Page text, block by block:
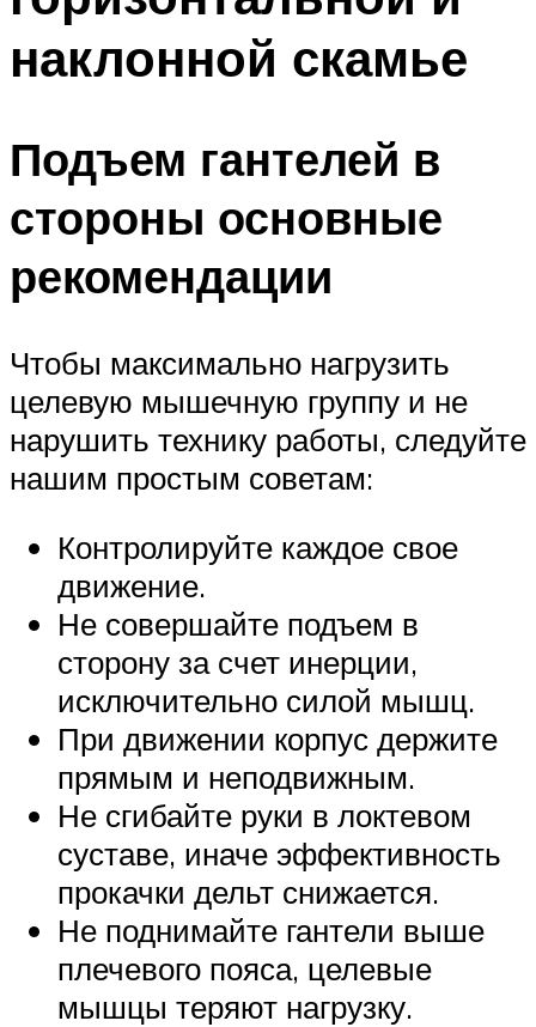
наклонной скамье
Подъем гантелей в
стороны основные
рекомендации
Чтобы максимально нагрузить
целевую мышечную группу и не
нарушить технику работы, следуйте
нашим простым советам:
Контролируйте каждое свое
движение.
Не совершайте подъем в
сторону за счет инерции,
исключительно силой мышц.
При движении корпус держите
прямым и неподвижным.
Не сгибайте руки в локтевом
суставе, иначе эффективность
прокачки дельт снижается.
Не поднимайте гантели выше
плечевого пояса, целевые
мышцы теряют нагрузку.